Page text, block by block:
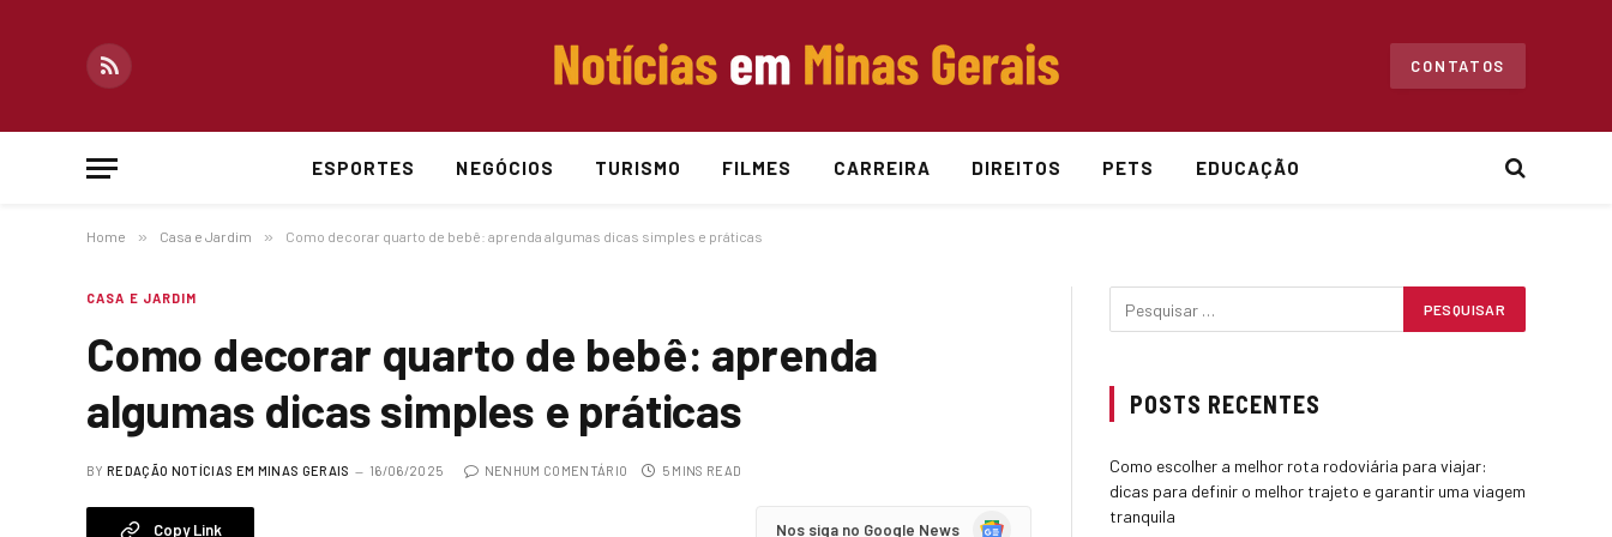
RSS
CONTATOS
ESPORTES NEGÓCIOS TURISMO FILMES CARREIRA DIREITOS PETS EDUCAÇÃO
Home » Casa e Jardim » Como decorar quarto de bebê: aprenda algumas dicas simples e práticas
CASA E JARDIM
Como decorar quarto de bebê: aprenda
algumas dicas simples e práticas
BY REDAÇÃO NOTÍCIAS EM MINAS GERAIS 16/06/2025 NENHUM COMENTÁRIO 5 MINS READ
Copy Link Nos siga no Google News Google
POSTS RECENTES
Como escolher a melhor rota rodoviária para viajar:
dicas para definir o melhor trajeto e garantir uma viagem
tranquila